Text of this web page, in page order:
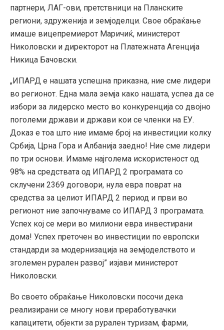
партнери, ЛАГ-ови, претствници на Планските
региони, здруженија и земјоделци. Свое обраќање
имаше вицепремиерот Маричиќ, министерот
Николовски и директорот на Платежната Агенција
Никица Бачовски.
„ИПАРД е нашата успешна приказна, ние сме лидери
во регионот. Една мала земја како нашата, успеа да се
избори за лидерско место во конкуренција со двојно
поголеми држави и држави кои се членки на ЕУ.
Доказ е тоа што ние имаме број на инвестиции колку
Србија, Црна Гора и Албанија заедно! Ние сме лидери
по три основи. Имаме најголема искористеност од
98% на средствата од ИПАРД 2 програмата со
склучени 2369 договори, нула евра поврат на
средства за целиот ИПАРД 2 период и први во
регионот ние започнуваме со ИПАРД 3 програмата.
Успех кој се мери во милиони евра инвестирани
дома! Успех преточен во инвестиции по европски
стандарди за модернизација на земјоделството и
зголемен рурален развој” изјави министерот
Николовски.
Во своето обраќање Николовски посочи дека
реализирани се многу нови преработувачки
капацитети, објекти за рурален туризам, фарми,